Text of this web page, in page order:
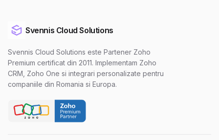
Svennis Cloud Solutions
Svennis Cloud Solutions este Partener Zoho
Premium certificat din 2011. Implementam Zoho
CRM, Zoho One si integrari personalizate pentru
companiile din Romania si Europa.